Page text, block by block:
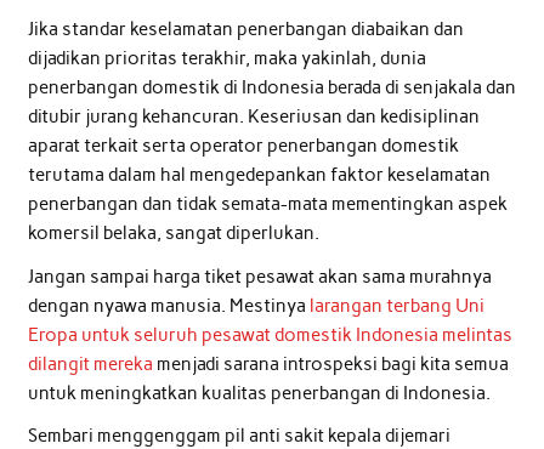
Jika standar keselamatan penerbangan diabaikan dan
dijadikan prioritas terakhir, maka yakinlah, dunia
penerbangan domestik di Indonesia berada di senjakala dan
ditubir jurang kehancuran. Keseriusan dan kedisiplinan
aparat terkait serta operator penerbangan domestik
terutama dalam hal mengedepankan faktor keselamatan
penerbangan dan tidak semata-mata mementingkan aspek
komersil belaka, sangat diperlukan.
Jangan sampai harga tiket pesawat akan sama murahnya
dengan nyawa manusia. Mestinya larangan terbang Uni
Eropa untuk seluruh pesawat domestik Indonesia melintas
dilangit mereka menjadi sarana introspeksi bagi kita semua
untuk meningkatkan kualitas penerbangan di Indonesia.
Sembari menggenggam pil anti sakit kepala dijemari